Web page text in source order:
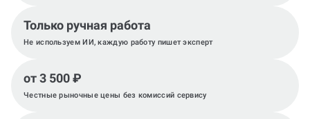
Только ручная работа
Не используем ИИ, каждую работу пишет эксперт
от 3 500 ₽
Честные рыночные цены без комиссий сервису